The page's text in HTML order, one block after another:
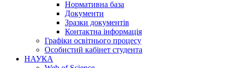
Нормативна база
Документи
Зразки документів
Контактна інформація
Графіки освітнього процесу
Особистий кабінет студента
НАУКА